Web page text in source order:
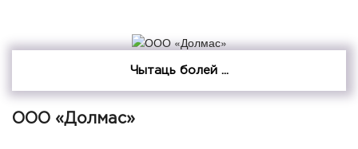
Чытаць болей ...
ООО «Долмас»